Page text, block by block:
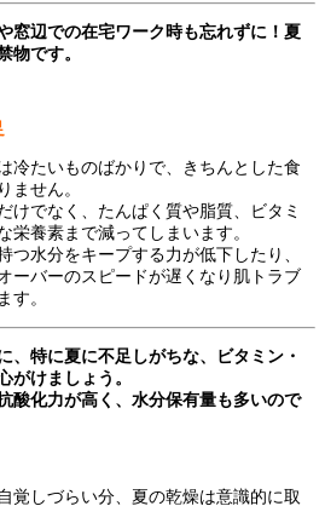
窓辺での在宅ワーク時も忘れずに！ 夏
物です。
冷たいものばかりで、きちんとした食
ません。
けでなく、たんぱく質や脂質、ビタミ
栄養素まで減ってしまいます。
つ水分をキープする力が低下したり、
ーバーのスピードが遅くなり肌トラブ
す。
、特に夏に不足しがちな、ビタミン・
がけましょう。
酸化力が高く、水分保有量も多いので
覚しづらい分、夏の乾燥は意識的に取